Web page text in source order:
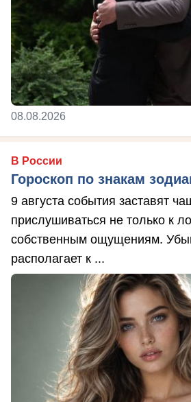
08.08.2026
В России
Гороскоп по знакам
9 августа события заставят
прислушиваться не только к
собственным ощущениям.
располагает к ...